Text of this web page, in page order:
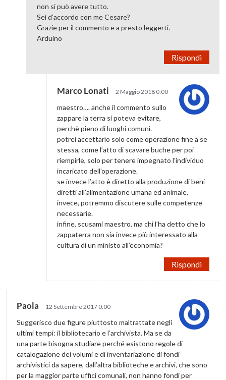
non si può avere tutto.
Sei d’accordo con me Cesare?
Grazie per il commento e a presto leggerti.
Arduino
Rispondi
Marco Lonati 2 Maggio 2018 0:00
maestro…. anche il commento sullo
zappare la terra si poteva evitare,
perchè pieno di luoghi comuni.
potrei accettarlo solo come operazione fine a se
stessa, come l’atto di scavare buche per poi
riempirle, solo per tenere impegnato l’individuo
incaricato dell’operazione.
se invece l’atto è diretto alla produzione di beni
diretti all’alimentazione umana ed animale,
invece, potremmo discutere sulle competenze
necessarie.
infine, scusami maestro, ma chi l’ha detto che lo
zappaterra non sia invece più interessato alla
cultura di un ministo all’economia?
Rispondi
Paola 12 Settembre 2017 0:00
Suggerisco due figure piuttosto maltrattate negli
ultimi tempi: il bibliotecario e l’archivista. Ma se da
una parte bisogna studiare perché esistono regole di
catalogazione dei volumi e di inventariazione di fondi
archivistici da sapere, dall’altra biblioteche e archivi, che sono
per la maggior parte uffici comunali, non hanno fondi per